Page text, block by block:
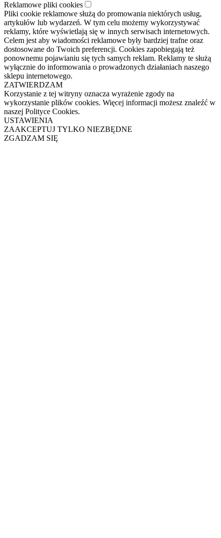
Reklamowe pliki cookies
Pliki cookie reklamowe służą do promowania niektórych usług,
artykułów lub wydarzeń. W tym celu możemy wykorzystywać
reklamy, które wyświetlają się w innych serwisach internetowych.
Celem jest aby wiadomości reklamowe były bardziej trafne oraz
dostosowane do Twoich preferencji. Cookies zapobiegają też
ponownemu pojawianiu się tych samych reklam. Reklamy te służą
wyłącznie do informowania o prowadzonych działaniach naszego
sklepu internetowego.
ZATWIERDZAM
Korzystanie z tej witryny oznacza wyrażenie zgody na
wykorzystanie plików cookies. Więcej informacji możesz znaleźć w
naszej Polityce Cookies.
USTAWIENIA
ZAAKCEPTUJ TYLKO NIEZBĘDNE
ZGADZAM SIĘ